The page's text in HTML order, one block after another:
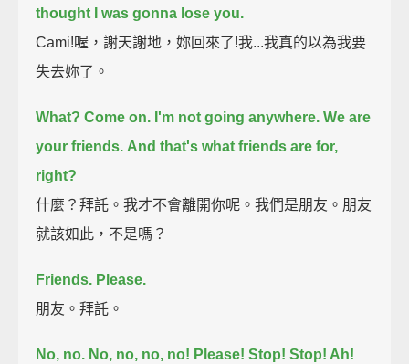
thought I was gonna lose you.
Cami!喔，謝天謝地，妳回來了!我...我真的以為我要
失去妳了。
What? Come on. I'm not going anywhere. We are
your friends. And that's what friends are for,
right?
什麼？拜託。我才不會離開你呢。我們是朋友。朋友
就該如此，不是嗎？
Friends. Please.
朋友。拜託。
No, no. No, no, no, no! Please! Stop! Stop! Ah!